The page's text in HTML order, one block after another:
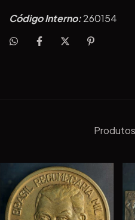
Código Interno:260154